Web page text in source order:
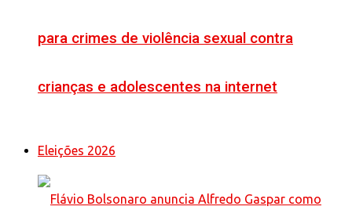
para crimes de violência sexual contra
crianças e adolescentes na internet
Eleições 2026